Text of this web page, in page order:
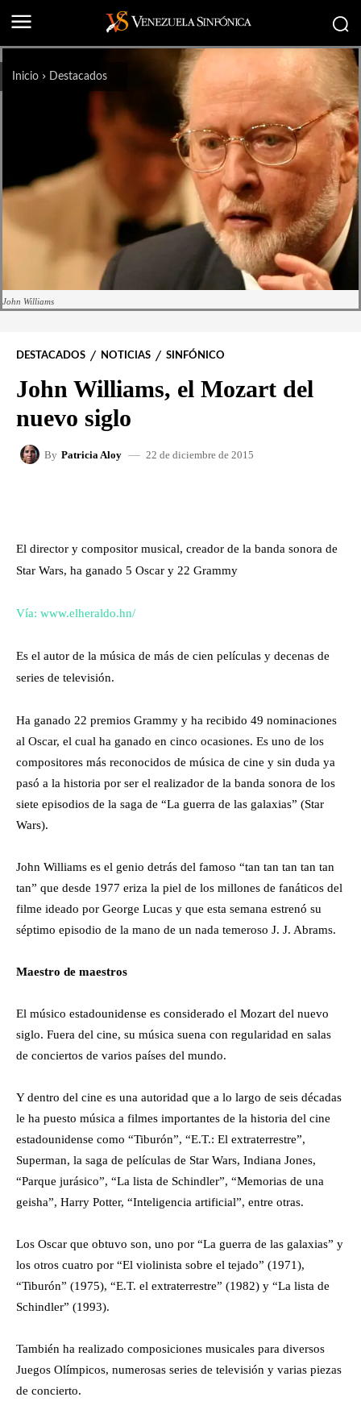
Inicio Destacados
John Williams
DESTACADOS NOTICIAS SINFÓNICO
John Williams, el Mozart del
nuevo siglo
By Patricia Aloy 22 de diciembre de 2015
El director y compositor musical, creador de la banda sonora de
Star Wars, ha ganado 5 Oscar y 22 Grammy
Vía: www.elheraldo.hn/
Es el autor de la música de más de cien películas y decenas de
series de televisión.
Ha ganado 22 premios Grammy y ha recibido 49 nominaciones
al Oscar, el cual ha ganado en cinco ocasiones. Es uno de los
compositores más reconocidos de música de cine y sin duda ya
pasó a la historia por ser el realizador de la banda sonora de los
siete episodios de la saga de “La guerra de las galaxias” (Star
Wars).
John Williams es el genio detrás del famoso “tan tan tan tan tan
tan” que desde 1977 eriza la piel de los millones de fanáticos del
filme ideado por George Lucas y que esta semana estrenó su
séptimo episodio de la mano de un nada temeroso J. J. Abrams.
Maestro de maestros
El músico estadounidense es considerado el Mozart del nuevo
siglo. Fuera del cine, su música suena con regularidad en salas
de conciertos de varios países del mundo.
Y dentro del cine es una autoridad que a lo largo de seis décadas
le ha puesto música a filmes importantes de la historia del cine
estadounidense como “Tiburón”, “E.T.: El extraterrestre”,
Superman, la saga de películas de Star Wars, Indiana Jones,
“Parque jurásico”, “La lista de Schindler”, “Memorias de una
geisha”, Harry Potter, “Inteligencia artificial”, entre otras.
Los Oscar que obtuvo son, uno por “La guerra de las galaxias” y
los otros cuatro por “El violinista sobre el tejado” (1971),
“Tiburón” (1975), “E.T. el extraterrestre” (1982) y “La lista de
Schindler” (1993).
También ha realizado composiciones musicales para diversos
Juegos Olímpicos, numerosas series de televisión y varias piezas
de concierto.